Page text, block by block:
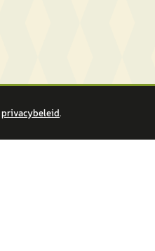
privacybeleid.